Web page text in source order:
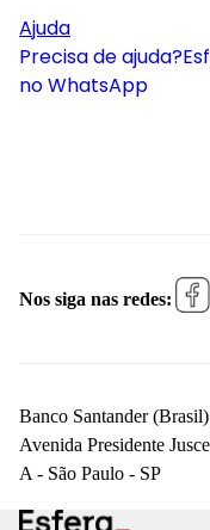
Ajuda
Precisa de ajuda?
no WhatsApp
Nos siga nas redes:
Banco Santander
Avenida Presidente
A - São Paulo - SP